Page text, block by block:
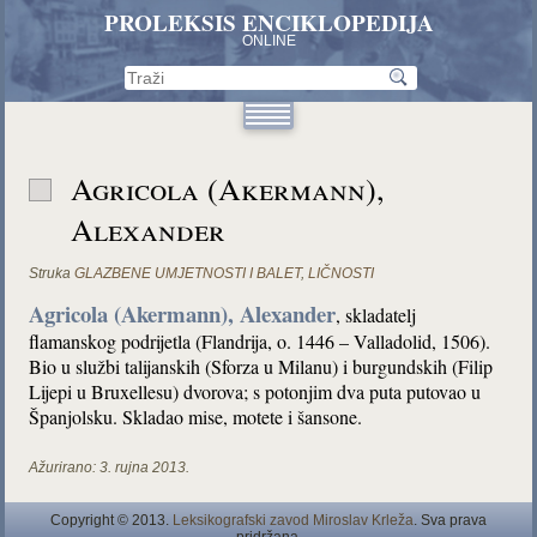
PROLEKSIS ENCIKLOPEDIJA
ONLINE
Agricola (Akermann),
Alexander
Struka GLAZBENE UMJETNOSTI I BALET,LIČNOSTI
Agricola (Akermann), Alexander, skladatelj
flamanskog podrijetla (Flandrija, o. 1446 – Valladolid, 1506).
Bio u službi talijanskih (Sforza u Milanu) i burgundskih (Filip
Lijepi u Bruxellesu) dvorova; s potonjim dva puta putovao u
Španjolsku. Skladao mise, motete i šansone.
Ažurirano: 3. rujna 2013.
Copyright © 2013. Leksikografski zavod Miroslav Krleža. Sva prava